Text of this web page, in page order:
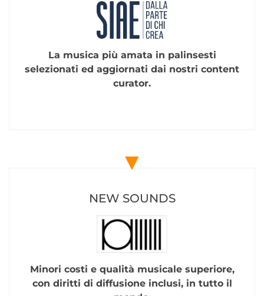
La musica più amata in palinsesti
selezionati ed aggiornati dai nostri content
curator.
▼
NEW SOUNDS
Minori costi e qualità musicale superiore,
con diritti di diffusione inclusi, in tutto il